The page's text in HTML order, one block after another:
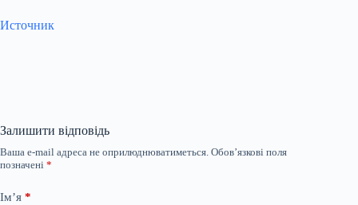
Источник
Залишити відповідь
Ваша e-mail адреса не оприлюднюватиметься. Обов’язкові поля
позначені *
Ім’я *